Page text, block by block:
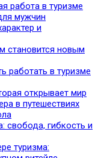
работа в туризме
мужчин
и
становится новым
работать в туризме
открывает мир
в путешествиях
свобода, гибкость и
туризма: